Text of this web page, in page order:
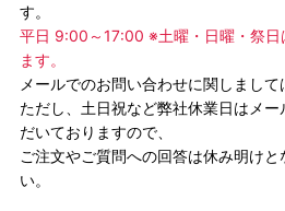
す。
平日 9:00～17:00 ※土曜・日曜・祭日
ます。
メールでのお問い合わせに関しまして
ただし、土日祝など弊社休業日はメ
だいておりますので、
ご注文やご質問への回答は休み明け
い。